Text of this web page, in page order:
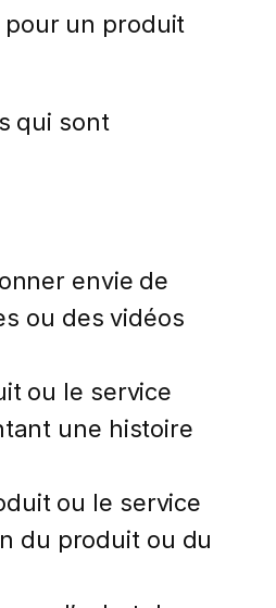
pour un produit
qui sont
envie de
ou des vidéos
ou le service
une histoire
ou le service
du produit ou du